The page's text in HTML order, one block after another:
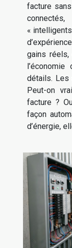
facture
«
gains
détails. Les
Peut-on
facture ?
façon
d’énergie,